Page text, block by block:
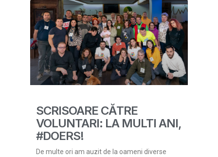
SCRISOARE CĂTRE
VOLUNTARI: LA MULTI ANI,
#DOERS!
De multe ori am auzit de la oameni diverse